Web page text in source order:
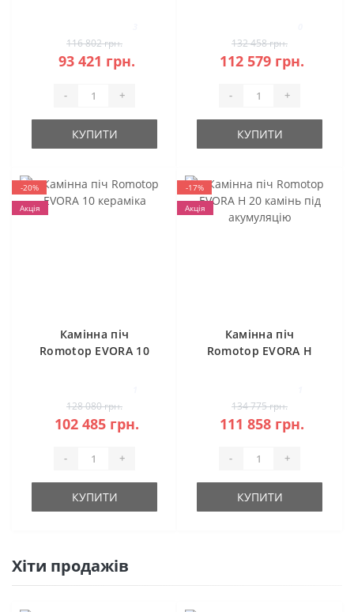
116 802 грн.
93 421 грн.
- +
КУПИТИ
132 458 грн.
112 579 грн.
- +
КУПИТИ
-20%
Акція
Камінна піч
Romotop EVORA 10
128 080 грн.
102 485 грн.
- +
КУПИТИ
-17%
Акція
Камінна піч
Romotop EVORA H
134 775 грн.
111 858 грн.
- +
КУПИТИ
Хіти продажів